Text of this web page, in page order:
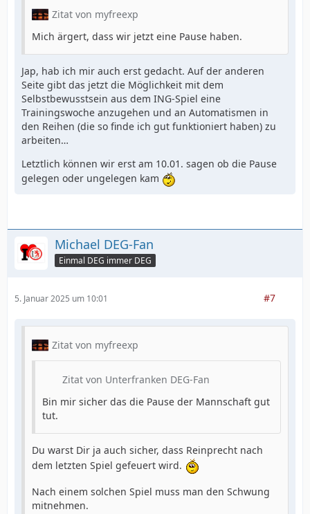
Zitat von myfreexp
Mich ärgert, dass wir jetzt eine Pause haben.
Jap, hab ich mir auch erst gedacht. Auf der anderen
Seite gibt das jetzt die Möglichkeit mit dem
Selbstbewusstsein aus dem ING-Spiel eine
Trainingswoche anzugehen und an Automatismen in
den Reihen (die so finde ich gut funktioniert haben) zu
arbeiten…
Letztlich können wir erst am 10.01. sagen ob die Pause
gelegen oder ungelegen kam
Michael DEG-Fan
Einmal DEG immer DEG
5. Januar 2025 um 10:01 #7
Zitat von myfreexp
Zitat von Unterfranken DEG-Fan
Bin mir sicher das die Pause der Mannschaft gut
tut.
Du warst Dir ja auch sicher, dass Reinprecht nach
dem letzten Spiel gefeuert wird.
Nach einem solchen Spiel muss man den Schwung
mitnehmen.